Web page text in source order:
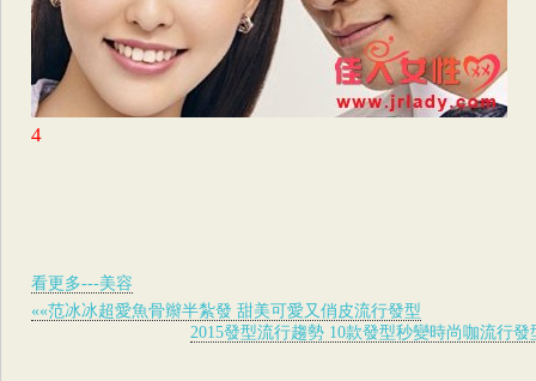
4
看更多---美容
««范冰冰超愛魚骨辮半紮發 甜美可愛又俏皮流行發型
2015發型流行趨勢 10款發型秒變時尚咖流行發